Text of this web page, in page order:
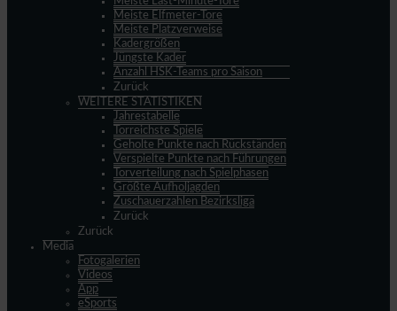
Meiste Elfmeter-Tore
Meiste Platzverweise
Kadergrößen
Jüngste Kader
Anzahl HSK-Teams pro Saison
Zurück
WEITERE STATISTIKEN
Jahrestabelle
Torreichste Spiele
Geholte Punkte nach Rückständen
Verspielte Punkte nach Führungen
Torverteilung nach Spielphasen
Größte Aufholjagden
Zuschauerzahlen Bezirksliga
Zurück
Zurück
Media
Fotogalerien
Videos
App
eSports